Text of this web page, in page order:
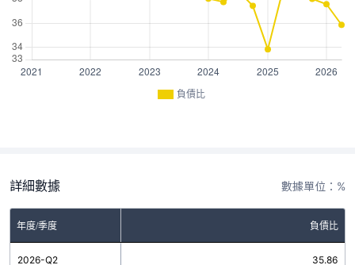
負債比
詳細數據 數據單位：%
年度/季度 負債比
2026-Q2 35.86